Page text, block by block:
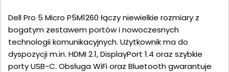
Dell Pro 5 Micro P5M1260 łączy niewielkie rozmiary z
bogatym zestawem portów i nowoczesnych
technologii komunikacyjnych. Użytkownik ma do
dyspozycji m.in. HDMI 2.1, DisplayPort 1.4 oraz szybkie
porty USB-C. Obsługa WiFi oraz Bluetooth gwarantuje